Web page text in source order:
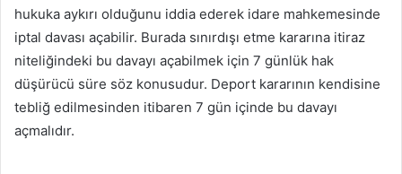
hukuka aykırı olduğunu iddia ederek idare mahkemesinde
iptal davası açabilir. Burada sınırdışı etme kararına itiraz
niteliğindeki bu davayı açabilmek için 7 günlük hak
düşürücü süre söz konusudur. Deport kararının kendisine
tebliğ edilmesinden itibaren 7 gün içinde bu davayı
açmalıdır.